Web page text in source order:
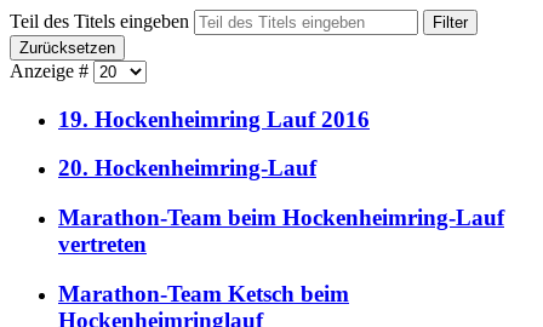
Teil des Titels eingeben
Filter
Zurücksetzen
Anzeige #
19. Hockenheimring Lauf 2016
20. Hockenheimring-Lauf
Marathon-Team beim Hockenheimring-Lauf
vertreten
Marathon-Team Ketsch beim
Hockenheimringlauf